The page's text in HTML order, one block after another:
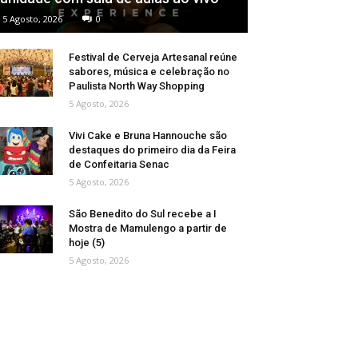
5 Agosto, 2026 0
Festival de Cerveja Artesanal reúne
sabores, música e celebração no
Paulista North Way Shopping
5 Agosto, 2026
Vivi Cake e Bruna Hannouche são
destaques do primeiro dia da Feira
de Confeitaria Senac
5 Agosto, 2026
São Benedito do Sul recebe a I
Mostra de Mamulengo a partir de
hoje (5)
5 Agosto, 2026